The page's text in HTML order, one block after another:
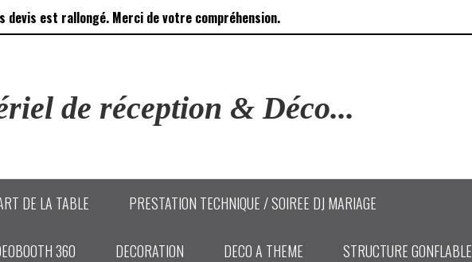
est rallongé. Merci de votre compréhension.
de réception & Déco...
DE LA TABLE PRESTATION TECHNIQUE / SOIREE DJ MARIAGE
360 DECORATION DECO A THEME STRUCTURE GONFLABLE